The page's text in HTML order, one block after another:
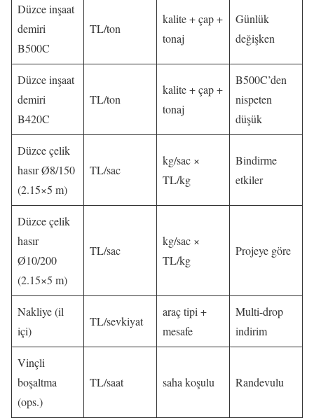
Düzce inşaat
demiri
B500C
TL/ton
kalite + çap +
tonaj
Günlük
değişken
Düzce inşaat
demiri
B420C
TL/ton
kalite + çap +
tonaj
B500C’den
nispeten
düşük
Düzce çelik
hasır Ø8/150
(2.15×5 m)
TL/sac
kg/sac ×
TL/kg
Bindirme
etkiler
Düzce çelik
hasır
Ø10/200
(2.15×5 m)
TL/sac
kg/sac ×
TL/kg
Projeye göre
Nakliye (il
içi)
TL/sevkiyat
araç tipi +
mesafe
Multi-drop
indirim
Vinçli
boşaltma
(ops.)
TL/saat saha koşulu Randevulu